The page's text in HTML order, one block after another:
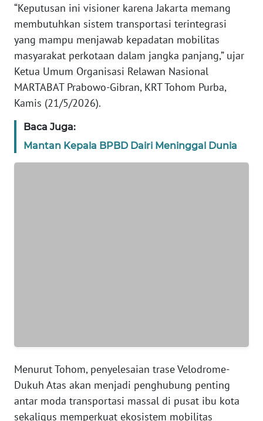
“Keputusan ini visioner karena Jakarta memang
membutuhkan sistem transportasi terintegrasi
yang mampu menjawab kepadatan mobilitas
masyarakat perkotaan dalam jangka panjang,” ujar
Ketua Umum Organisasi Relawan Nasional
MARTABAT Prabowo-Gibran, KRT Tohom Purba,
Kamis (21/5/2026).
Baca Juga:
Mantan Kepala BPBD Dairi Meninggal Dunia
Menurut Tohom, penyelesaian trase Velodrome-
Dukuh Atas akan menjadi penghubung penting
antar moda transportasi massal di pusat ibu kota
sekaligus memperkuat ekosistem mobilitas
SUMUT
WN
JAKARTA
WN
JABAR
WN
BANTEN
RIAU
WN
SERAMBI